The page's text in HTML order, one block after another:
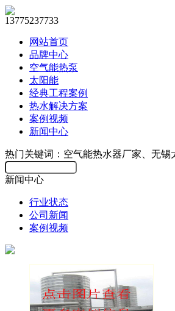
13775237733
网站首页
品牌中心
空气能热泵
太阳能
经典工程案例
热水解决方案
案例视频
新闻中心
热门关键词：空气能热水器厂家、无
新闻中心
行业状态
公司新闻
案例视频